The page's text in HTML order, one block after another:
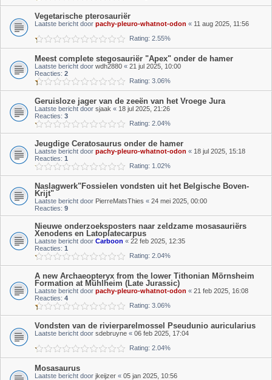
Vegetarische pterosauriër
Laatste bericht door pachy-pleuro-whatnot-odon « 11 aug 2025, 11:56
Rating: 2.55%
Meest complete stegosauriër "Apex" onder de hamer
Laatste bericht door wdh2880 « 21 jul 2025, 10:00
Reacties: 2
Rating: 3.06%
Geruisloze jager van de zeeën van het Vroege Jura
Laatste bericht door sjaak « 18 jul 2025, 21:26
Reacties: 3
Rating: 2.04%
Jeugdige Ceratosaurus onder de hamer
Laatste bericht door pachy-pleuro-whatnot-odon « 18 jul 2025, 15:18
Reacties: 1
Rating: 1.02%
Naslagwerk"Fossielen vondsten uit het Belgische Boven-
Krijt"
Laatste bericht door PierreMatsThies « 24 mei 2025, 00:00
Reacties: 9
Nieuwe onderzoeksposters naar zeldzame mosasauriërs
Xenodens en Latoplatecarpus
Laatste bericht door Carboon « 22 feb 2025, 12:35
Reacties: 1
Rating: 2.04%
A new Archaeopteryx from the lower Tithonian Mörnsheim
Formation at Mühlheim (Late Jurassic)
Laatste bericht door pachy-pleuro-whatnot-odon « 21 feb 2025, 16:08
Reacties: 4
Rating: 3.06%
Vondsten van de rivierparelmossel Pseudunio auricularius
Laatste bericht door sdebruyne « 06 feb 2025, 17:04
Rating: 2.04%
Mosasaurus
Laatste bericht door jkeijzer « 05 jan 2025, 10:56